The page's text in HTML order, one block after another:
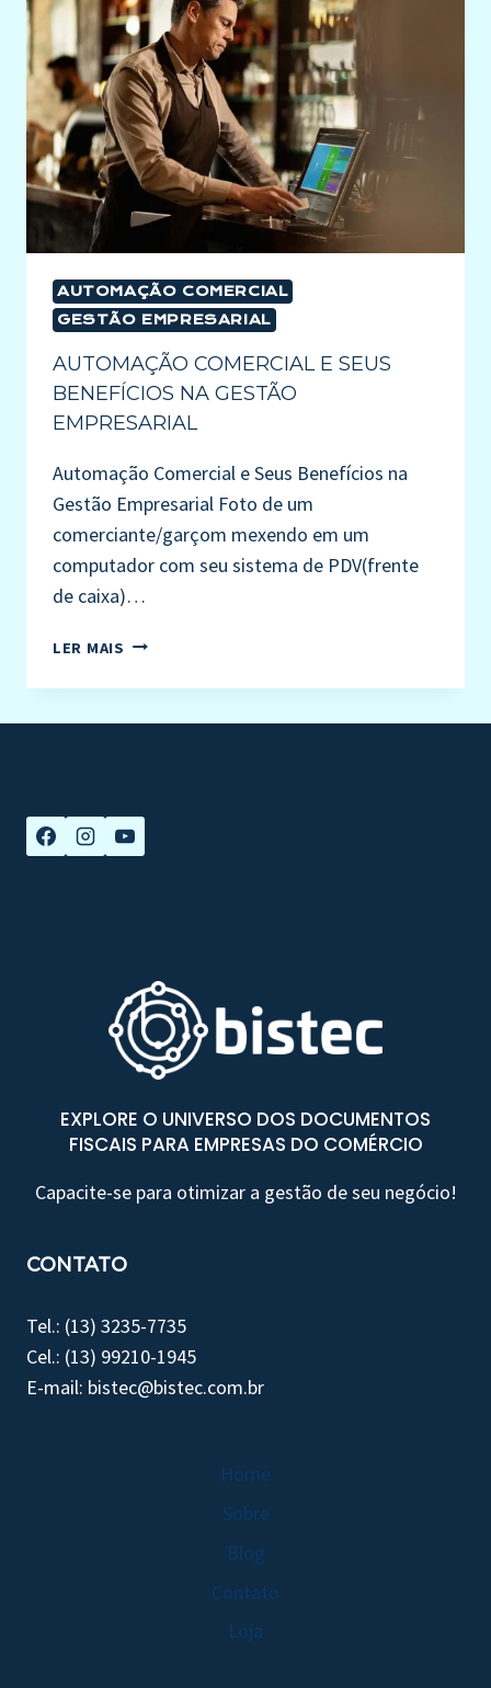
AUTOMAÇÃO COMERCIAL
GESTÃO EMPRESARIAL
AUTOMAÇÃO COMERCIAL E SEUS
BENEFÍCIOS NA GESTÃO
EMPRESARIAL
Automação Comercial e Seus Benefícios na
Gestão Empresarial Foto de um
comerciante/garçom mexendo em um
computador com seu sistema de PDV(frente
de caixa)…
LER MAIS
EXPLORE O UNIVERSO DOS DOCUMENTOS
FISCAIS PARA EMPRESAS DO COMÉRCIO
Capacite-se para otimizar a gestão de seu negócio!
CONTATO
Tel.: (13) 3235-7735
Cel.: (13) 99210-1945
E-mail: bistec@bistec.com.br
Home
Sobre
Blog
Contato
Loja